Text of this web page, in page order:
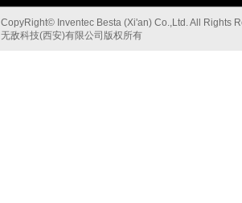
CopyRight© Inventec Besta (Xi'an) Co.,Ltd. All Rights
无敌科技(西安)有限公司版权所有